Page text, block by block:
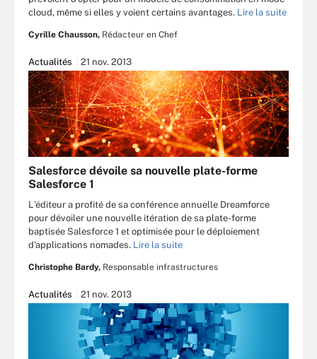
cloud, même si elles y voient certains avantages. Lire la suite
Cyrille Chausson, Rédacteur en Chef
Actualités 21 nov. 2013
Salesforce dévoile sa nouvelle plate-forme
Salesforce 1
L'éditeur a profité de sa conférence annuelle Dreamforce
pour dévoiler une nouvelle itération de sa plate-forme
baptisée Salesforce 1 et optimisée pour le déploiement
d'applications nomades. Lire la suite
Christophe Bardy, Responsable infrastructures
Actualités 21 nov. 2013